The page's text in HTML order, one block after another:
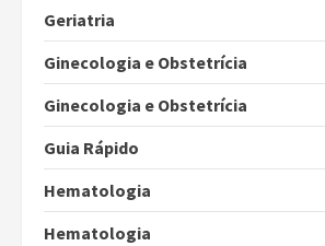
Geriatria
Ginecologia e Obstetrícia
Ginecologia e Obstetrícia
Guia Rápido
Hematologia
Hematologia